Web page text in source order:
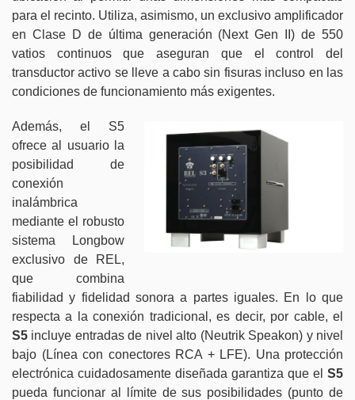
para el recinto. Utiliza, asimismo, un exclusivo amplificador
en Clase D de última generación (Next Gen II) de 550
vatios continuos que aseguran que el control del
transductor activo se lleve a cabo sin fisuras incluso en las
condiciones de funcionamiento más exigentes.
Además, el S5
ofrece al usuario la
posibilidad de
conexión
inalámbrica
mediante el robusto
sistema Longbow
exclusivo de REL,
que combina
fiabilidad y fidelidad sonora a partes iguales. En lo que
respecta a la conexión tradicional, es decir, por cable, el
S5 incluye entradas de nivel alto (Neutrik Speakon) y nivel
bajo (Línea con conectores RCA + LFE). Una protección
electrónica cuidadosamente diseñada garantiza que el S5
pueda funcionar al límite de sus posibilidades (punto de